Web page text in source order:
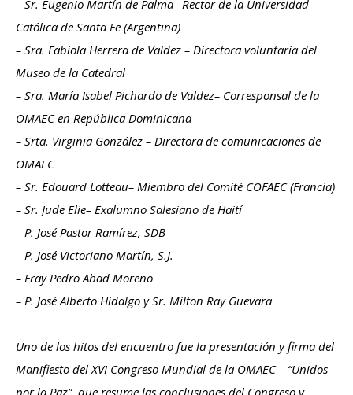
– Sr. Eugenio Martín de Palma– Rector de la Universidad
Católica de Santa Fe (Argentina)
– Sra. Fabiola Herrera de Valdez – Directora voluntaria del
Museo de la Catedral
– Sra. María Isabel Pichardo de Valdez– Corresponsal de la
OMAEC en República Dominicana
– Srta. Virginia González – Directora de comunicaciones de
OMAEC
– Sr. Edouard Lotteau– Miembro del Comité COFAEC (Francia)
– Sr. Jude Elie– Exalumno Salesiano de Haití
– P. José Pastor Ramírez, SDB
– P. José Victoriano Martín, S.J.
– Fray Pedro Abad Moreno
– P. José Alberto Hidalgo y Sr. Milton Ray Guevara
Uno de los hitos del encuentro fue la presentación y firma del
Manifiesto del XVI Congreso Mundial de la OMAEC – “Unidos